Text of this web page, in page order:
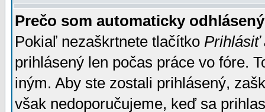
Prečo som automaticky
Pokiaľ nezaškrtnete tlačítko Prihlásiť
prihlásený len počas práce vo fóre.
iným. Aby ste zostali prihlásený,
však nedoporučujeme, keď sa